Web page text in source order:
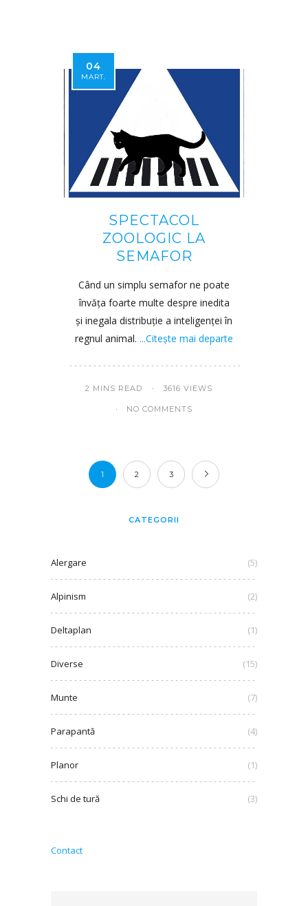
04
MART.
SPECTACOL
ZOOLOGIC LA
SEMAFOR
Când un simplu semafor ne poate
învăța foarte multe despre inedita
și inegala distribuție a inteligenței în
regnul animal. ...Citește mai departe
2 MINS READ 3616 VIEWS
NO COMMENTS
1 2 3
CATEGORII
Alergare (5)
Alpinism (2)
Deltaplan (1)
Diverse (15)
Munte (7)
Parapantă (4)
Planor (1)
Schi de tură (3)
Contact